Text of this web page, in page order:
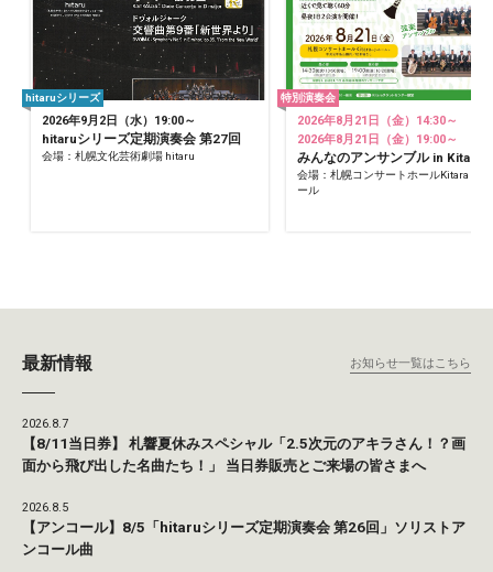
2026年9月2日（水）19:00～
hitaruシリーズ定期演奏会 第27回
会場：札幌文化芸術劇場 hitaru
hitaruシリーズ
2026年8月21日（金）14:30～
2026年8月21日（金）19:00～
みんなのアンサンブル in Kitara
会場：札幌コンサートホールKitara 小
ール
特別演奏会
最新情報 お知らせ一覧はこちら
2026.8.7
【8/11当日券】 札響夏休みスペシャル「2.5次元のアキラさん！？画
面から飛び出した名曲たち！」 当日券販売とご来場の皆さまへ
2026.8.5
【アンコール】8/5「hitaruシリーズ定期演奏会 第26回」ソリストア
ンコール曲